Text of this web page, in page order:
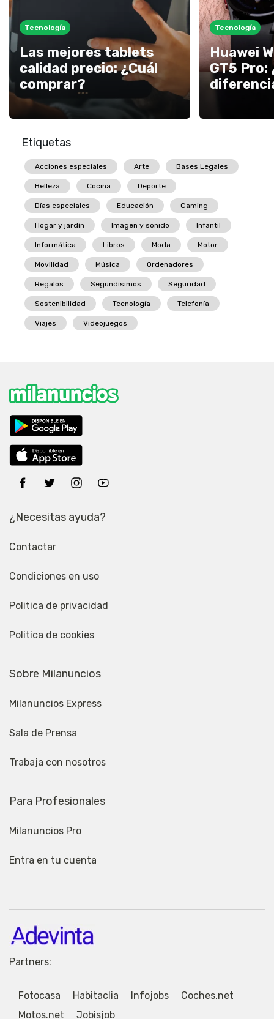
Tecnología
Las mejores tablets
calidad precio: ¿Cuál
comprar?
Tecnología
Huawei
GT5 Pro:
Etiquetas
Acciones especiales Arte Bases Legales
Belleza Cocina Deporte
Días especiales Educación Gaming
Hogar y jardín Imagen y sonido Infantil
Informática Libros Moda Motor
Movilidad Música Ordenadores
Regalos Segundísimos Seguridad
Sostenibilidad Tecnología Telefonía
Viajes Videojuegos
¿Necesitas ayuda?
Contactar
Condiciones en uso
Politica de privacidad
Politica de cookies
Sobre Milanuncios
Milanuncios Express
Sala de Prensa
Trabaja con nosotros
Para Profesionales
Milanuncios Pro
Entra en tu cuenta
Partners:
Fotocasa Habitaclia Infojobs
Coches.net
Motos.net
Jobisjob